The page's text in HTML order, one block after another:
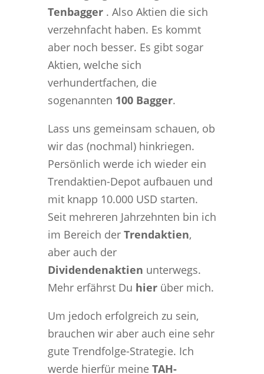
Tenbagger. Also Aktien die sich
verzehnfacht haben. Es kommt
aber noch besser. Es gibt sogar
Aktien, welche sich
verhundertfachen, die
sogenannten 100 Bagger.
Lass uns gemeinsam schauen, ob
wir das (nochmal) hinkriegen.
Persönlich werde ich wieder ein
Trendaktien-Depot aufbauen und
mit knapp 10.000 USD starten.
Seit mehreren Jahrzehnten bin ich
im Bereich der Trendaktien,
aber auch der
Dividendenaktien unterwegs.
Mehr erfährst Du hierüber mich.
Um jedoch erfolgreich zu sein,
brauchen wir aber auch eine sehr
gute Trendfolge-Strategie. Ich
werde hierfür meine TAH-